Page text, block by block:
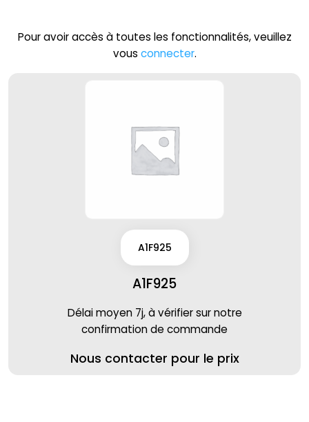
Pour avoir accès à toutes les fonctionnalités, veuillez
vous connecter.
A1F925
A1F925
Délai moyen 7j, à vérifier sur notre
confirmation de commande
Nous contacter pour le prix